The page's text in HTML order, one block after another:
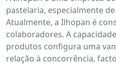
pastelaria, especialmente
Atualmente, a Ilhopan é
colaboradores. A
produtos configura uma
relação à concorrência,